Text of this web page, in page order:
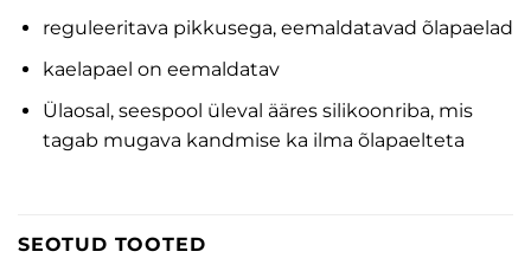
reguleeritava pikkusega, eemaldatavad õlapaelad
kaelapael on eemaldatav
Ülaosal, seespool üleval ääres silikoonriba, mis
tagab mugava kandmise ka ilma õlapaelteta
SEOTUD TOOTED